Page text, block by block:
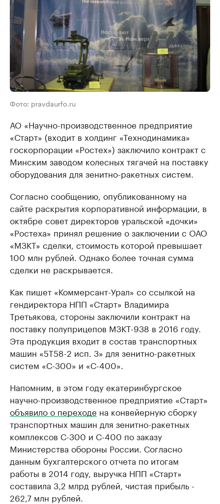
Фото: pravdaurfo.ru
АО «Научно-производственное предприятие
«Старт» (входит в холдинг «Технодинамика»
госкорпорации «Ростех») заключило контракт с
Минским заводом колесных тягачей на поставку
оборудования для зенитно-ракетных систем.
Согласно сообщению, опубликованному на
сайте раскрытия корпоративной информации, в
октябре совет директоров уральской «дочки»
«Ростеха» принял решение о заключении с ОАО
«МЗКТ» сделки, стоимость которой превышает
100 млн рублей. Однако более точная сумма
сделки не раскрывается.
Как пишет «Коммерсант-Урал» со ссылкой на
гендиректора НПП «Старт» Владимира
Третьякова, стороны заключили контракт на
поставку полуприцепов МЗКТ-938 в 2016 году.
Эта продукция входит в состав транспортных
машин «5Т58-2 исп. 3» для зенитно-ракетных
систем «С-300» и «С-400».
Напомним, в этом году екатеринбургское
научно-производственное предприятие «Старт»
объявило о переходе на конвейерную сборку
транспортных машин для зенитно-ракетных
комплексов С-300 и С-400 по заказу
Министерства обороны России. Согласно
данным бухгалтерского отчета по итогам
работы в 2014 году, выручка НПП «Старт»
составила 3,2 млрд рублей, чистая прибыль -
262,7 млн рублей.